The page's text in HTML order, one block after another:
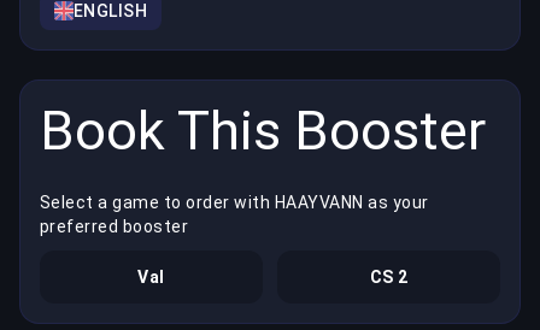
ENGLISH
Book This Booster
Select a game to order with HAAYVANN as your
preferred booster
Val CS 2